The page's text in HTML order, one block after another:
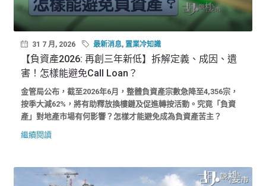
31 7 月, 2026 最新消息, 置業冷知識
【負資產2026: 再創三年新低】拆解定義、成因、遺
害！怎樣能避免Call Loan？
金管局公布，截至2026年6月，整體負資產宗數急降至4,356宗，
按季大減62%，將有助釋放換樓鏈及促進轉按活動。究竟「負資
產」對地產市場有何影響？怎樣才能避免成為負資產苦主？
繼續閱讀